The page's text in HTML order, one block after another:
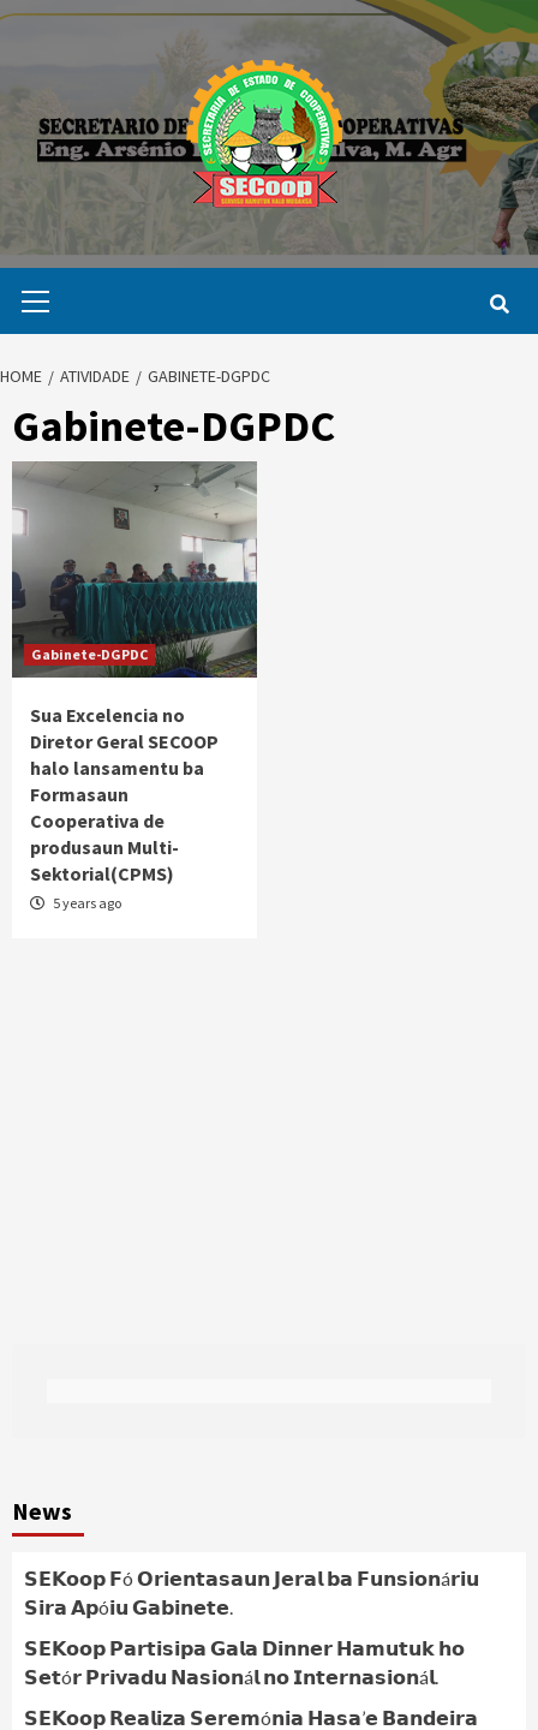
Skip
Menu
HOME ATIVIDADE GABINETE-DGPDC
Gabinete-DGPDC
Gabinete-DGPDC
Sua Excelencia no
Diretor Geral SECOOP
halo lansamentu ba
Formasaun
Cooperativa de
produsaun Multi-
Sektorial(CPMS)
5 years ago
News
𝗦𝗘𝗞𝗼𝗼𝗽 𝗙ó 𝗢𝗿𝗶𝗲𝗻𝘁𝗮𝘀𝗮𝘂𝗻 𝗝𝗲𝗿𝗮𝗹 𝗯𝗮 𝗙𝘂𝗻𝘀𝗶𝗼𝗻á𝗿𝗶𝘂
𝗦𝗶𝗿𝗮 𝗔𝗽ó𝗶𝘂 𝗚𝗮𝗯𝗶𝗻𝗲𝘁𝗲.
𝗦𝗘𝗞𝗼𝗼𝗽 𝗣𝗮𝗿𝘁𝗶𝘀𝗶𝗽𝗮 𝗚𝗮𝗹𝗮 𝗗𝗶𝗻𝗻𝗲𝗿 𝗛𝗮𝗺𝘂𝘁𝘂𝗸 𝗵𝗼
𝗦𝗲𝘁ó𝗿 𝗣𝗿𝗶𝘃𝗮𝗱𝘂 𝗡𝗮𝘀𝗶𝗼𝗻á𝗹 𝗻𝗼 𝗜𝗻𝘁𝗲𝗿𝗻𝗮𝘀𝗶𝗼𝗻á𝗹.
𝗦𝗘𝗞𝗼𝗼𝗽 𝗥𝗲𝗮𝗹𝗶𝘇𝗮 𝗦𝗲𝗿𝗲𝗺ó𝗻𝗶𝗮 𝗛𝗮𝘀𝗮’𝗲 𝗕𝗮𝗻𝗱𝗲𝗶𝗿𝗮